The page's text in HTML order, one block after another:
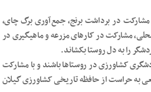
در برداشت برنج، جمع آوری برگ چای،
مشارکت در کارهای مزرعه و ماهیگیری در
را به دل روستا بکشاند.
کشاورزی در روستاها باشند و با مشارکت
حراست از حافظه تاریخی کشاورزی گیلان